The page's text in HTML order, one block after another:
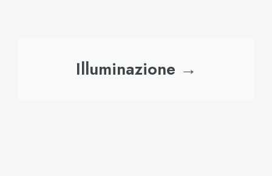
Illuminazione →